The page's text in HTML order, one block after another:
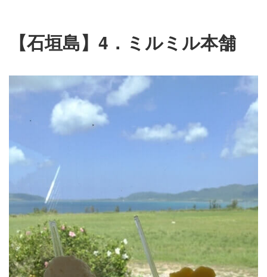
【石垣島】4．ミルミル本舗